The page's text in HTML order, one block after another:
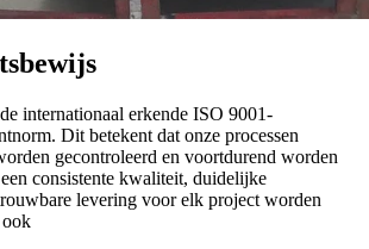
internationaal erkende ISO 9001-
Dit betekent dat onze processen
gecontroleerd en voortdurend worden
consistente kwaliteit, duidelijke
levering voor elk project worden
ook